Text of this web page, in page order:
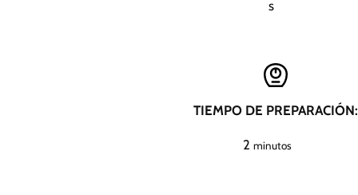
s
TIEMPO DE PREPARACIÓN:
2 m
minutos